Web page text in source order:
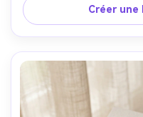
CMYK prêt à
impliqué, bords
photographié comme un
mat avec un éclairage
composition de haut en
naturelles,
Créer une